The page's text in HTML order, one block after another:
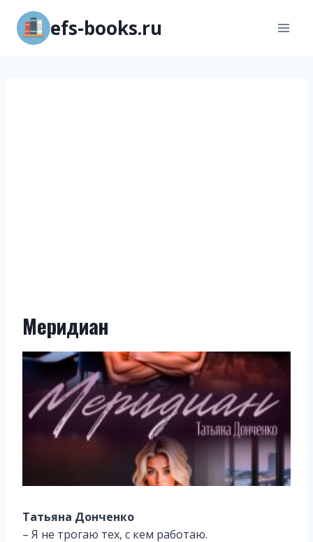
Перейти
содержимому
efs-books.ru
Меридиан
Татьяна Донченко
– Я не трогаю тех, с кем работаю.